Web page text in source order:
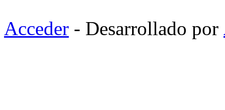
Acceder - Desarrollado por